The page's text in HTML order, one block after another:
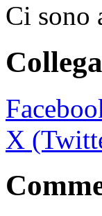
Ci sono
X